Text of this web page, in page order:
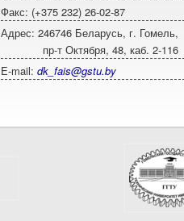
Факс: (+375 232) 26-02-87
Адрес: 246746 Беларусь, г. Гомель,
пр-т Октября, 48, каб. 2-116
E-mail: dk_fais@gstu.by